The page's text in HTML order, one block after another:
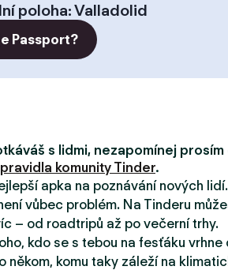
poloha:Valladolid
Passport?
s lidmi, nezapomínej
pravidla komunity Tinder.
apka na poznávání nových
vůbec problém. Na Tinderu
– od roadtripů až po večerní trhy.
kdo se s tebou na fesťáku
někom, komu taky záleží na